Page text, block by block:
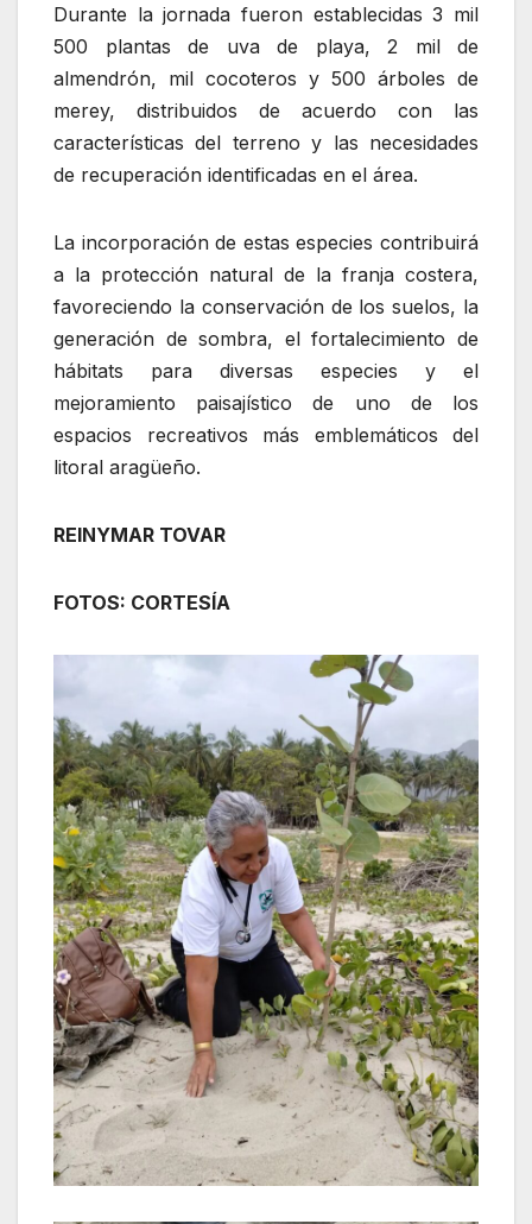
Durante la jornada fueron establecidas 3 mil
500 plantas de uva de playa, 2 mil de
almendrón, mil cocoteros y 500 árboles de
merey, distribuidos de acuerdo con las
características del terreno y las necesidades
de recuperación identificadas en el área.
La incorporación de estas especies contribuirá
a la protección natural de la franja costera,
favoreciendo la conservación de los suelos, la
generación de sombra, el fortalecimiento de
hábitats para diversas especies y el
mejoramiento paisajístico de uno de los
espacios recreativos más emblemáticos del
litoral aragüeño.
REINYMAR TOVAR
FOTOS: CORTESÍA